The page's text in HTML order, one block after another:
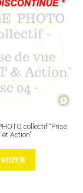
collectif “Prise
et Action”